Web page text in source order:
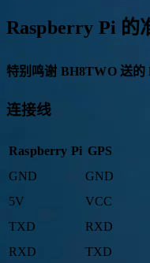
Raspberry Pi
GPS
GND
GND
5V
VCC
TXD
RXD